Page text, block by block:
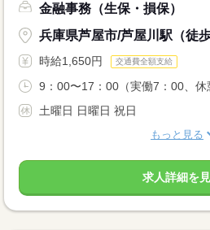
金融事務（生保・損保）
兵庫県芦屋市/芦屋川駅（徒歩
時給1,650円 交通費全額支給
9：00〜17：00（実働7：00、休
土曜日 日曜日 祝日
もっと見る
求人詳細を